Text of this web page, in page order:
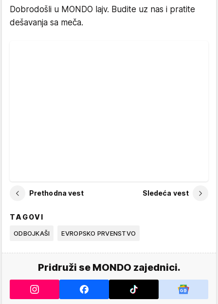
Dobrodošli u MONDO lajv. Budite uz nas i pratite
dešavanja sa meča.
Prethodna vest Sledeća vest
TAGOVI
ODBOJKAŠI EVROPSKO PRVENSTVO
Pridruži se MONDO zajednici.